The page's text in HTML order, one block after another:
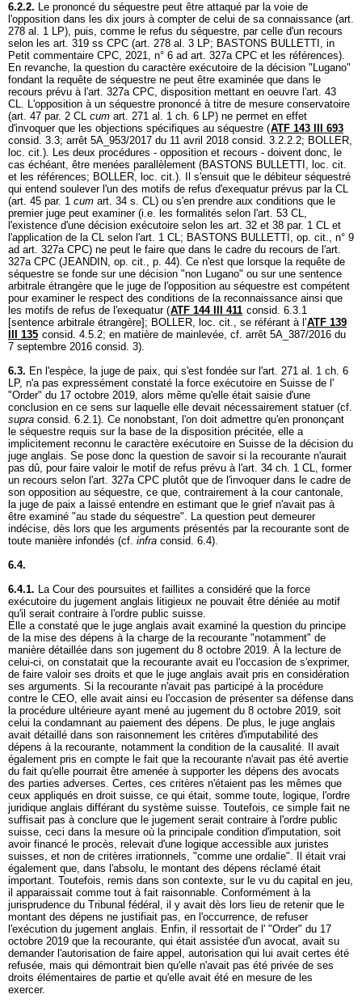
6.2.2. Le prononcé du séquestre peut être attaqué par la voie de
l'opposition dans les dix jours à compter de celui de sa connaissance (art.
278 al. 1 LP), puis, comme le refus du séquestre, par celle d'un recours
selon les art. 319 ss CPC (art. 278 al. 3 LP; BASTONS BULLETTI, in
Petit commentaire CPC, 2021, n° 6 ad art. 327a CPC et les références).
En revanche, la question du caractère exécutoire de la décision "Lugano"
fondant la requête de séquestre ne peut être examinée que dans le
recours prévu à l'art. 327a CPC, disposition mettant en oeuvre l'art. 43
CL. L'opposition à un séquestre prononcé à titre de mesure conservatoire
(art. 47 par. 2 CL cum art. 271 al. 1 ch. 6 LP) ne permet en effet
d'invoquer que les objections spécifiques au séquestre (ATF 143 III 693
consid. 3.3; arrêt 5A_953/2017 du 11 avril 2018 consid. 3.2.2.2; BOLLER,
loc. cit.). Les deux procédures - opposition et recours - doivent donc, le
cas échéant, être menées parallèlement (BASTONS BULLETTI, loc. cit.
et les références; BOLLER, loc. cit.). Il s'ensuit que le débiteur séquestré
qui entend soulever l'un des motifs de refus d'exequatur prévus par la CL
(art. 45 par. 1 cum art. 34 s. CL) ou s'en prendre aux conditions que le
premier juge peut examiner (i.e. les formalités selon l'art. 53 CL,
l'existence d'une décision exécutoire selon les art. 32 et 38 par. 1 CL et
l'application de la CL selon l'art. 1 CL; BASTONS BULLETTI, op. cit., n° 9
ad art. 327a CPC) ne peut le faire que dans le cadre du recours de l'art.
327a CPC (JEANDIN, op. cit., p. 44). Ce n'est que lorsque la requête de
séquestre se fonde sur une décision "non Lugano" ou sur une sentence
arbitrale étrangère que le juge de l'opposition au séquestre est compétent
pour examiner le respect des conditions de la reconnaissance ainsi que
les motifs de refus de l'exequatur (ATF 144 III 411 consid. 6.3.1
[sentence arbitrale étrangère]; BOLLER, loc. cit., se référant à l'ATF 139
III 135 consid. 4.5.2; en matière de mainlevée, cf. arrêt 5A_387/2016 du
7 septembre 2016 consid. 3).
6.3. En l'espèce, la juge de paix, qui s'est fondée sur l'art. 271 al. 1 ch. 6
LP, n'a pas expressément constaté la force exécutoire en Suisse de l'
"Order" du 17 octobre 2019, alors même qu'elle était saisie d'une
conclusion en ce sens sur laquelle elle devait nécessairement statuer (cf.
supra consid. 6.2.1). Ce nonobstant, l'on doit admettre qu'en prononçant
le séquestre requis sur la base de la disposition précitée, elle a
implicitement reconnu le caractère exécutoire en Suisse de la décision du
juge anglais. Se pose donc la question de savoir si la recourante n'aurait
pas dû, pour faire valoir le motif de refus prévu à l'art. 34 ch. 1 CL, former
un recours selon l'art. 327a CPC plutôt que de l'invoquer dans le cadre de
son opposition au séquestre, ce que, contrairement à la cour cantonale,
la juge de paix a laissé entendre en estimant que le grief n'avait pas à
être examiné "au stade du séquestre". La question peut demeurer
indécise, dès lors que les arguments présentés par la recourante sont de
toute manière infondés (cf. infra consid. 6.4).
6.4.
6.4.1. La Cour des poursuites et faillites a considéré que la force
exécutoire du jugement anglais litigieux ne pouvait être déniée au motif
qu'il serait contraire à l'ordre public suisse.
Elle a constaté que le juge anglais avait examiné la question du principe
de la mise des dépens à la charge de la recourante "notamment" de
manière détaillée dans son jugement du 8 octobre 2019. À la lecture de
celui-ci, on constatait que la recourante avait eu l'occasion de s'exprimer,
de faire valoir ses droits et que le juge anglais avait pris en considération
ses arguments. Si la recourante n'avait pas participé à la procédure
contre le CEO, elle avait ainsi eu l'occasion de présenter sa défense dans
la procédure ultérieure ayant mené au jugement du 8 octobre 2019, soit
celui la condamnant au paiement des dépens. De plus, le juge anglais
avait détaillé dans son raisonnement les critères d'imputabilité des
dépens à la recourante, notamment la condition de la causalité. Il avait
également pris en compte le fait que la recourante n'avait pas été avertie
du fait qu'elle pourrait être amenée à supporter les dépens des avocats
des parties adverses. Certes, ces critères n'étaient pas les mêmes que
ceux appliqués en droit suisse, ce qui était, somme toute, logique, l'ordre
juridique anglais différant du système suisse. Toutefois, ce simple fait ne
suffisait pas à conclure que le jugement serait contraire à l'ordre public
suisse, ceci dans la mesure où la principale condition d'imputation, soit
avoir financé le procès, relevait d'une logique accessible aux juristes
suisses, et non de critères irrationnels, "comme une ordalie". Il était vrai
également que, dans l'absolu, le montant des dépens réclamé était
important. Toutefois, remis dans son contexte, sur le vu du capital en jeu,
il apparaissait comme tout à fait raisonnable. Conformément à la
jurisprudence du Tribunal fédéral, il y avait dès lors lieu de retenir que le
montant des dépens ne justifiait pas, en l'occurrence, de refuser
l'exécution du jugement anglais. Enfin, il ressortait de l' "Order" du 17
octobre 2019 que la recourante, qui était assistée d'un avocat, avait su
demander l'autorisation de faire appel, autorisation qui lui avait certes été
refusée, mais qui démontrait bien qu'elle n'avait pas été privée de ses
droits élémentaires de partie et qu'elle avait été en mesure de les
exercer.